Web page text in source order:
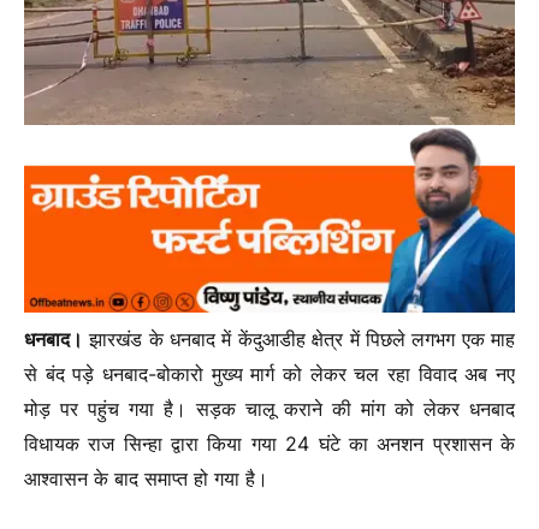
धनबाद। झारखंड के धनबाद में केंदुआडीह क्षेत्र में पिछले लगभग एक माह
से बंद पड़े धनबाद-बोकारो मुख्य मार्ग को लेकर चल रहा विवाद अब नए
मोड़ पर पहुंच गया है। सड़क चालू कराने की मांग को लेकर धनबाद
विधायक राज सिन्हा द्वारा किया गया 24 घंटे का अनशन प्रशासन के
आश्वासन के बाद समाप्त हो गया है।